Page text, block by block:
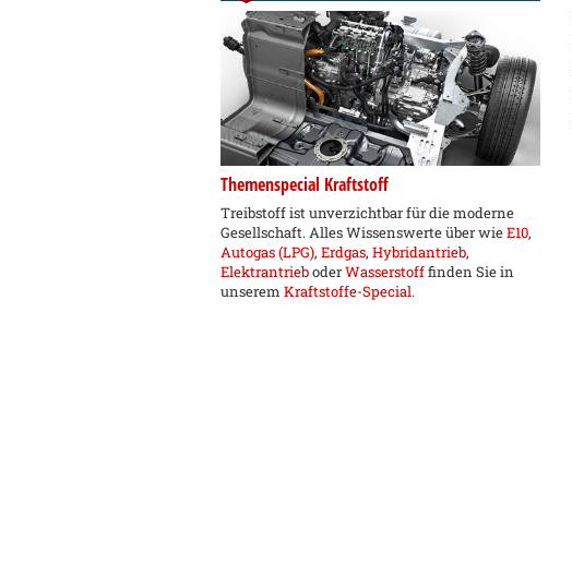
Themenspecial Kraftstoff
Treibstoff ist unverzichtbar für die moderne
Gesellschaft. Alles Wissenswerte über wieE10,
Autogas (LPG), Erdgas, Hybridantrieb,
ElektrantrieboderWasserstofffinden Sie in
unserem Kraftstoffe-Special.